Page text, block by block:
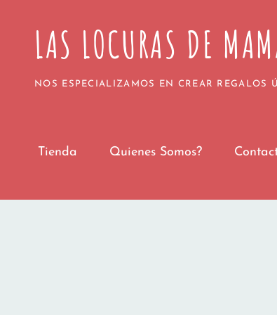
Todos los pedidos realizados a
Agradecemos vuestra paciencia y
LAS LOCURAS DE
NOS ESPECIALIZAMOS EN CREAR REGALOS
Tienda Quienes Somos?